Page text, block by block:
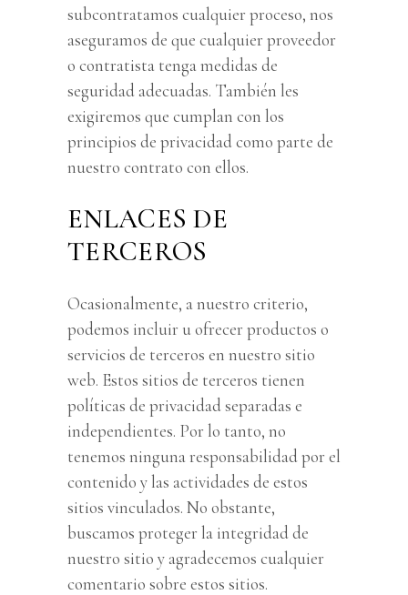
subcontratamos cualquier proceso, nos
aseguramos de que cualquier proveedor
o contratista tenga medidas de
seguridad adecuadas. También les
exigiremos que cumplan con los
principios de privacidad como parte de
nuestro contrato con ellos.
ENLACES DE
TERCEROS
Ocasionalmente, a nuestro criterio,
podemos incluir u ofrecer productos o
servicios de terceros en nuestro sitio
web. Estos sitios de terceros tienen
políticas de privacidad separadas e
independientes. Por lo tanto, no
tenemos ninguna responsabilidad por el
contenido y las actividades de estos
sitios vinculados. No obstante,
buscamos proteger la integridad de
nuestro sitio y agradecemos cualquier
comentario sobre estos sitios.